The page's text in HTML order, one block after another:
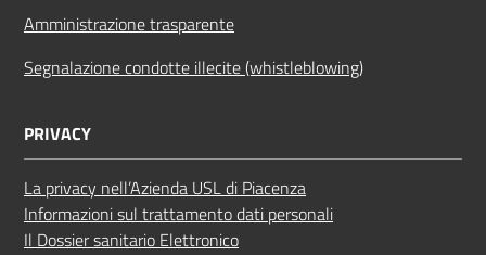
Amministrazione trasparente
Segnalazione condotte illecite (whistleblowing)
PRIVACY
La privacy nell’Azienda USL di Piacenza
Informazioni sul trattamento dati personali
Il Dossier sanitario Elettronico